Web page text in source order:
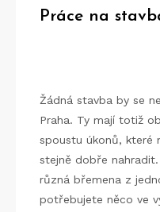
Práce na
Žádná stavba by se
Praha. Ty mají totiž
spoustu úkonů, které
stejně dobře
různá břemena z
potřebujete něco ve